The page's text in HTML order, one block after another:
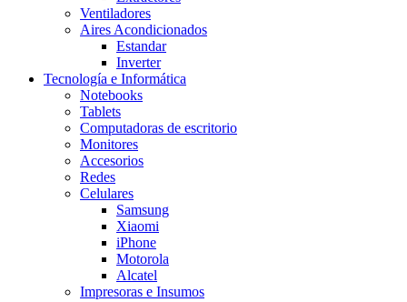
Ventiladores
Aires Acondicionados
Estandar
Inverter
Tecnología e Informática
Notebooks
Tablets
Computadoras de escritorio
Monitores
Accesorios
Redes
Celulares
Samsung
Xiaomi
iPhone
Motorola
Alcatel
Impresoras e Insumos